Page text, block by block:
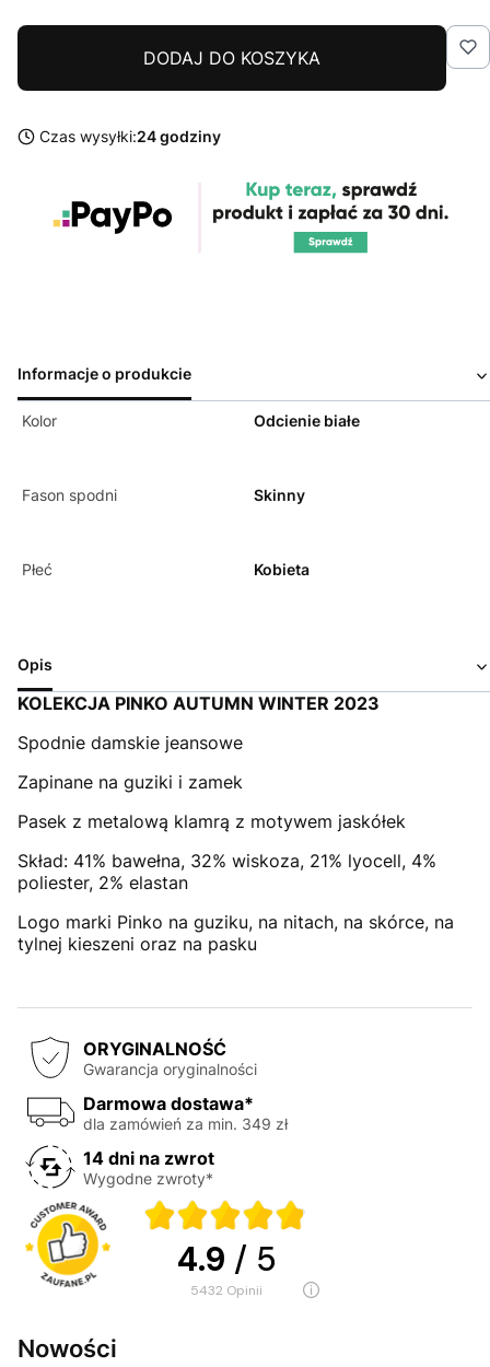
DODAJ DO KOSZYKA
Czas wysyłki:24 godziny
Informacje o produkcie
Kolor Odcienie białe
Fason spodni Skinny
Płeć Kobieta
Opis
KOLEKCJA PINKO AUTUMN WINTER 2023
Spodnie damskie jeansowe
Zapinane na guziki i zamek
Pasek z metalową klamrą z motywem jaskółek
Skład: 41% bawełna, 32% wiskoza, 21% lyocell, 4%
poliester, 2% elastan
Logo marki Pinko na guziku, na nitach, na skórce, na
tylnej kieszeni oraz na pasku
ORYGINALNOŚĆ
Gwarancja oryginalności
Darmowa dostawa*
dla zamówień za min. 349 zł
14 dni na zwrot
Wygodne zwroty*
4.9 / 5
5432 opinii
Nowości